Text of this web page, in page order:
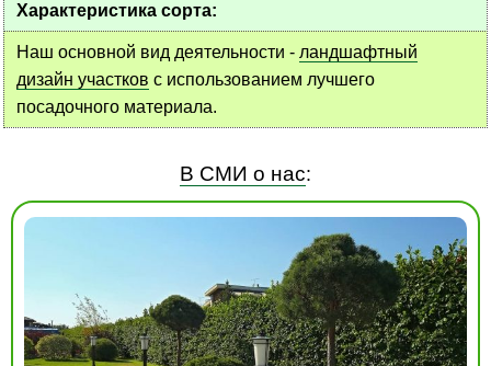
Характеристика сорта:
Наш основной вид деятельности - ландшафтный
дизайн участков с использованием лучшего
посадочного материала.
В СМИ о нас: